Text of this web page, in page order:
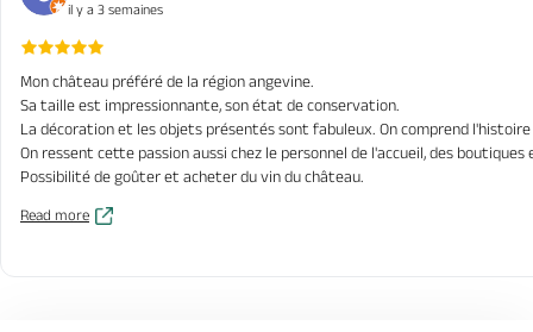
il y a 3 semaines
Mon château préféré de la région angevine.
Sa taille est impressionnante, son état de conservation.
La décoration et les objets présentés sont fabuleux. On comprend
On ressent cette passion aussi chez le personnel de l'accueil, des boutiques
Possibilité de goûter et acheter du vin du château.
Read more